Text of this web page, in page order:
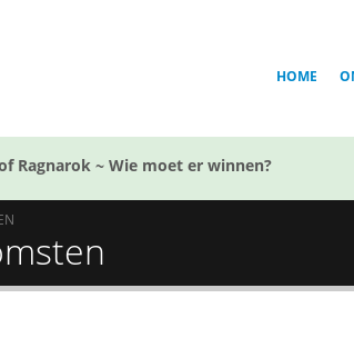
HOME
Ragnarok ~ Wie moet er winnen?